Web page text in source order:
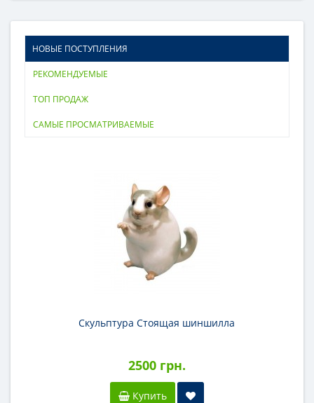
НОВЫЕ ПОСТУПЛЕНИЯ
РЕКОМЕНДУЕМЫЕ
ТОП ПРОДАЖ
САМЫЕ ПРОСМАТРИВАЕМЫЕ
Скульптура Стоящая шиншилла
2500 грн.
Купить